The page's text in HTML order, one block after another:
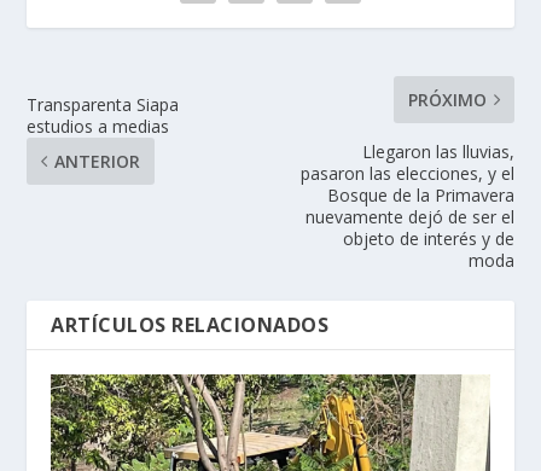
Transparenta Siapa
estudios a medias
ANTERIOR
PRÓXIMO
Llegaron las lluvias,
pasaron las elecciones, y el
Bosque de la Primavera
nuevamente dejó de ser el
objeto de interés y de
moda
ARTÍCULOS RELACIONADOS